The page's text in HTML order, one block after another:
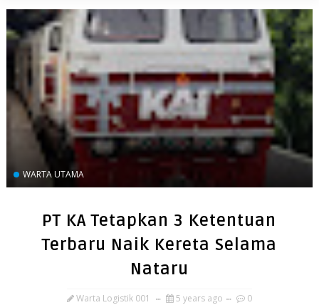
WARTA UTAMA
PT KA Tetapkan 3 Ketentuan
Terbaru Naik Kereta Selama
Nataru
Warta Logistik 001 5 years ago 0